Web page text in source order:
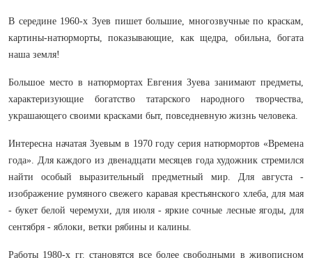
В середине 1960-х Зуев пишет большие, многозвучные по краскам,
картины-натюрморты, показывающие, как щедра, обильна, богата
наша земля!
Большое место в натюрмортах Евгения Зуева занимают предметы,
характеризующие богатство татарского народного творчества,
украшающего своими красками быт, повседневную жизнь человека.
Интересна начатая Зуевым в 1970 году серия натюрмортов «Времена
года». Для каждого из двенадцати месяцев года художник стремился
найти особый выразительный предметный мир. Для августа -
изображение румяного свежего каравая крестьянского хлеба, для мая
- букет белой черемухи, для июля - яркие сочные лесные ягоды, для
сентября - яблоки, ветки рябины и калины.
Работы 1980-х гг. становятся все более свободными в живописном